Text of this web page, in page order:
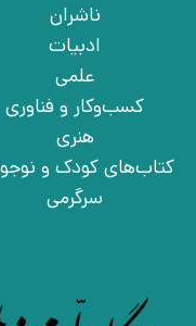
ناشران
ادبیات
علمی
کسب‌وکار و فناوری
هنری
کتاب‌های کودک و
سرگرمی